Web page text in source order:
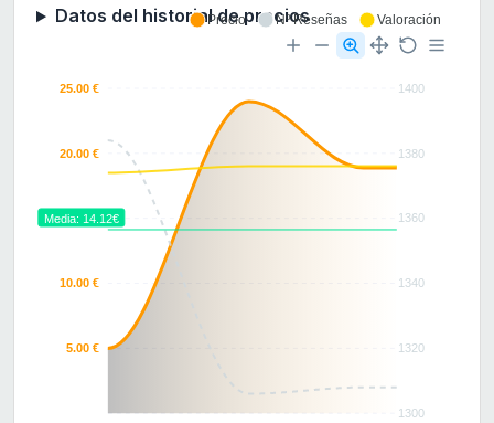
Datos del historial de precios
1400
1380
1360
1340
1320
1300
25.00 €
20.00 €
15.00 €
10.00 €
5.00 €
Media: 14.12€
Precio Nº Reseñas Valoración